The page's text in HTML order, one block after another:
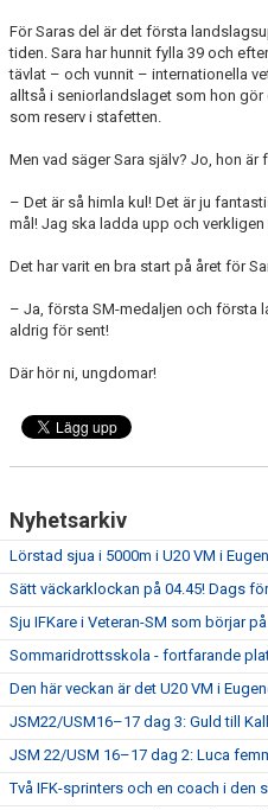
För Saras del är det första
tiden. Sara har hunnit fylla 39 och
tävlat – och vunnit – internationella
alltså i seniorlandslaget som hon
som reserv i stafetten.
Men vad säger Sara själv? Jo, hon är
– Det är så himla kul! Det är ju
mål! Jag ska ladda upp och
Det har varit en bra start på året för
– Ja, första SM-medaljen och första
aldrig för sent!
Där hör ni, ungdomar!
Nyhetsarkiv
Lörstad sjua i 5000m i U20 VM i
Sätt väckarklockan på 04.45! Dags
Sju IFKare i Veteran-SM som börjar
Sommaridrottsskola - fortfarande
Den här veckan är det U20 VM i
JSM22/USM16–17 dag 3: Guld till
JSM 22/USM 16–17 dag 2: Luca
Två IFK-sprinters och en coach i den